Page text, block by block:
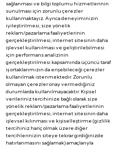
sağlanması ve bilgi toplumu hizmetlerinin
sunulması için zorunlu çerezler
kullanmaktayız. Ayrıca deneyiminizin
iyileştirilmesi, size yönelik
reklam/pazarlama faaliyetlerinin
gerçekleştirilmesi, internet sitesinin daha
işlevsel kullanılması ve geliştirilebilmesi
için performans analizinin
gerçekleştirilmesi kapsamında üçüncü taraf
iş ortaklarımızın da erişebileceği çerezler
kullanılmak istenmektedir. Zorunlu
olmayan çerezler onay vermediğiniz
durumlarda kullanılmayacaktır. Kişisel
verileriniz tercihinize bağlı olarak size
yönelik reklam/pazarlama faaliyetlerinin
gerçekleştirilmesi, internet sitesinin daha
işlevsel kılınması ve kişiselleştirme (gizlilik
tercihiniz hariç olmak üzere diğer
tercihlerinizin siteye tekrar girdiğinizde
hatırlanmasını sağlamak) amaçlarıyla
Hizmetler
Kategoriler